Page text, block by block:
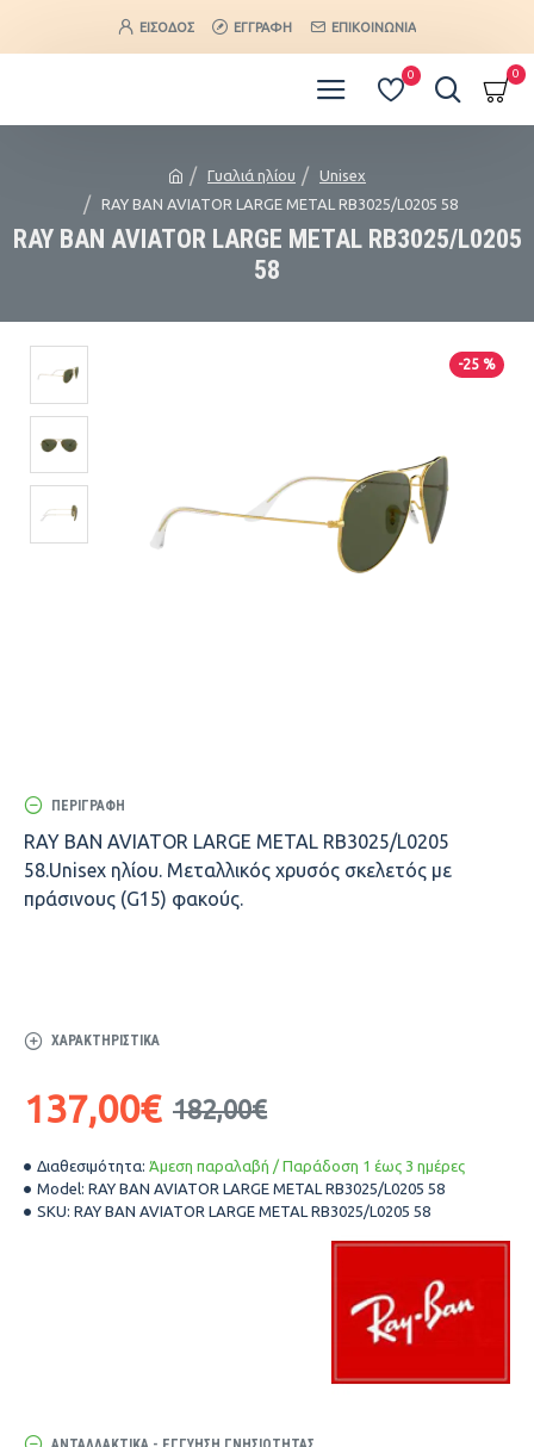
ΕΊΣΟΔΟΣ ΕΓΓΡΑΦΉ ΕΠΙΚΟΙΝΩΝΊΑ
0 0
Γυαλιά ηλίου
Unisex
RAY BAN AVIATOR LARGE METAL RB3025/L0205 58
RAY BAN AVIATOR LARGE METAL RB3025/L0205
58
-25 %
ΠΕΡΙΓΡΑΦΉ
RAY BAN AVIATOR LARGE METAL RB3025/L0205
58.Unisex ηλίου. Μεταλλικός χρυσός σκελετός με
πράσινους (G15) φακούς.
ΧΑΡΑΚΤΗΡΙΣΤΙΚΆ
Διαθεσιμότητα: Άμεση παραλαβή / Παράδοση 1 έως 3 ημέρες
Model: RAY BAN AVIATOR LARGE METAL RB3025/L0205 58
SKU: RAY BAN AVIATOR LARGE METAL RB3025/L0205 58
137,00€ 182,00€